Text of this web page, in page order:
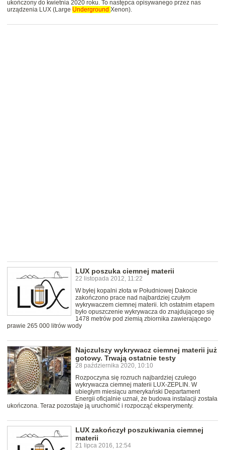
ukończony do kwietnia 2020 roku. To następca opisywanego przez nas
urządzenia LUX (Large Underground Xenon).
LUX poszuka ciemnej materii
22 listopada 2012, 11:22
W byłej kopalni złota w Południowej Dakocie
zakończono prace nad najbardziej czułym
wykrywaczem ciemnej materii. Ich ostatnim etapem
było opuszczenie wykrywacza do znajdującego się
1478 metrów pod ziemią zbiornika zawierającego
prawie 265 000 litrów wody
Najczulszy wykrywacz ciemnej materii już
gotowy. Trwają ostatnie testy
28 października 2020, 10:10
Rozpoczyna się rozruch najbardziej czułego
wykrywacza ciemnej materii LUX-ZEPLIN. W
ubiegłym miesiącu amerykański Departament
Energii oficjalnie uznał, że budowa instalacji została
ukończona. Teraz pozostaje ją uruchomić i rozpocząć eksperymenty.
LUX zakończył poszukiwania ciemnej
materii
21 lipca 2016, 12:54